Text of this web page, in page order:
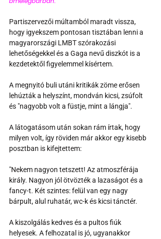
Partiszervezői múltamból maradt vissza,
hogy igyekszem pontosan tisztában lenni a
magyarországi LMBT szórakozási
lehetőségekkel és a Gaga nevű diszkót is a
kezdetektől figyelemmel kísértem.
A megnyitó buli utáni kritikák zöme erősen
lehúzták a helyszínt, mondván kicsi, zsúfolt
és "nagyobb volt a füstje, mint a lángja".
A látogatásom után sokan rám írtak, hogy
milyen volt, így röviden már akkor egy kisebb
posztban is kifejtettem:
"Nekem nagyon tetszett! Az atmoszférája
király. Nagyon jól ötvözték a lazaságot és a
fancy-t. Két szintes: felül van egy nagy
bárpult, alul ruhatár, wc-k és kicsi tánctér.
A kiszolgálás kedves és a pultos fiúk
helyesek. A felhozatal is jó, ugyanakkor